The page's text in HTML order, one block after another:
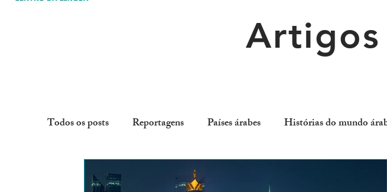
Todos os posts Reportagens Países árabes Histórias do mundo